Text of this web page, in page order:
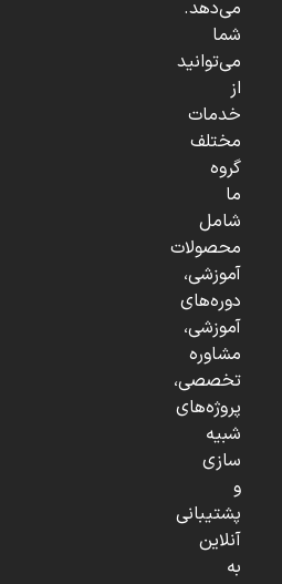
می‌دهد.
شما
می‌توانید
از
خدمات
مختلف
گروه
ما
شامل
محصولات
آموزشی،
دوره‌های
آموزشی،
مشاوره
تخصصی،
پروژه‌های
شبیه
سازی
و
پشتیبانی
آنلاین
به